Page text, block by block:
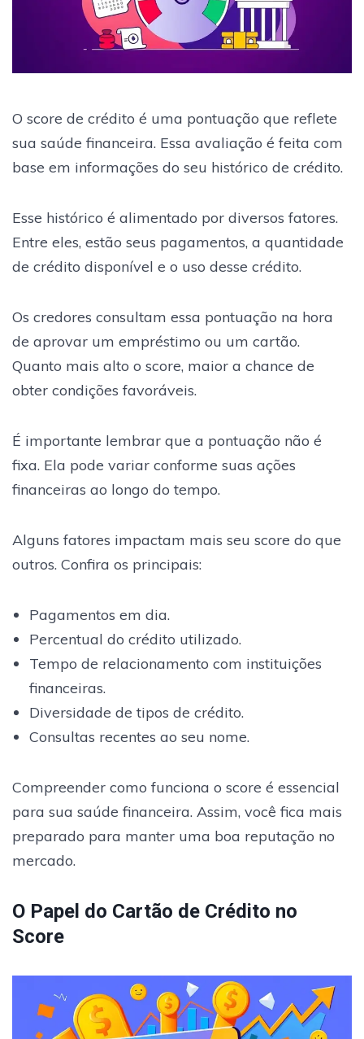
O score de crédito é uma pontuação que reflete
sua saúde financeira. Essa avaliação é feita com
base em informações do seu histórico de crédito.
Esse histórico é alimentado por diversos fatores.
Entre eles, estão seus pagamentos, a quantidade
de crédito disponível e o uso desse crédito.
Os credores consultam essa pontuação na hora
de aprovar um empréstimo ou um cartão.
Quanto mais alto o score, maior a chance de
obter condições favoráveis.
É importante lembrar que a pontuação não é
fixa. Ela pode variar conforme suas ações
financeiras ao longo do tempo.
Alguns fatores impactam mais seu score do que
outros. Confira os principais:
Pagamentos em dia.
Percentual do crédito utilizado.
Tempo de relacionamento com instituições
financeiras.
Diversidade de tipos de crédito.
Consultas recentes ao seu nome.
Compreender como funciona o score é essencial
para sua saúde financeira. Assim, você fica mais
preparado para manter uma boa reputação no
mercado.
O Papel do Cartão de Crédito no
Score